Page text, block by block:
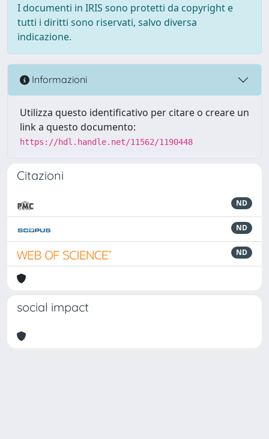
I documenti in IRIS sono protetti da copyright e
tutti i diritti sono riservati, salvo diversa
indicazione.
Informazioni
Utilizza questo identificativo per citare o creare un
link a questo documento:
https://hdl.handle.net/11562/1190448
Citazioni
ND
ND
ND
social impact